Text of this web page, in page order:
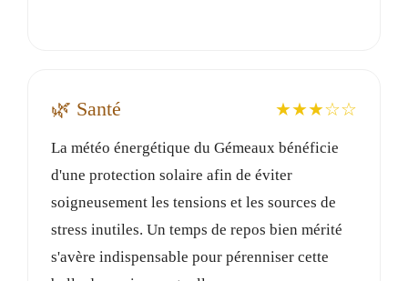
🌿 Santé ★★★☆☆
La météo énergétique du Gémeaux bénéficie
d'une protection solaire afin de éviter
soigneusement les tensions et les sources de
stress inutiles. Un temps de repos bien mérité
s'avère indispensable pour pérenniser cette